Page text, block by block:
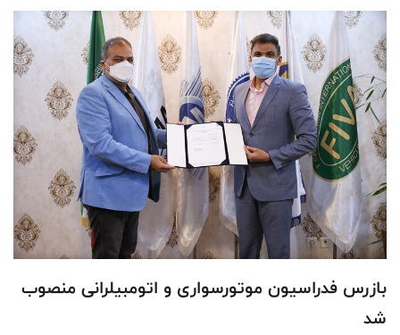
بازرس فدراسیون موتورسواری و اتومبیلرانی منصوب
شد